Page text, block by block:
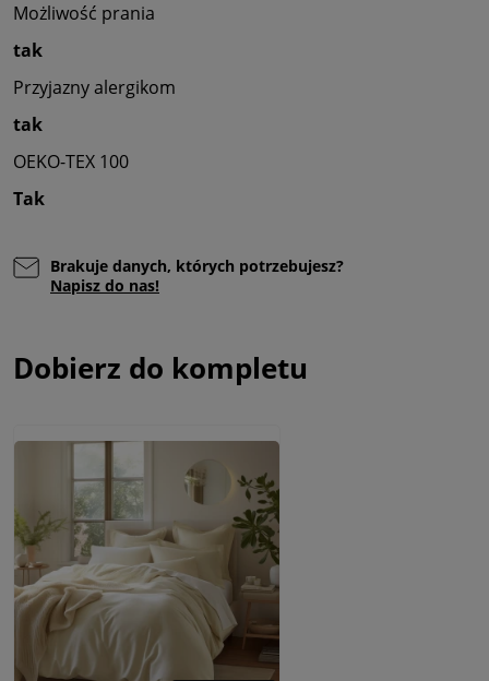
Możliwość prania
tak
Przyjazny alergikom
tak
OEKO-TEX 100
Tak
Brakuje danych, których potrzebujesz?
Napisz do nas!
Dobierz do kompletu